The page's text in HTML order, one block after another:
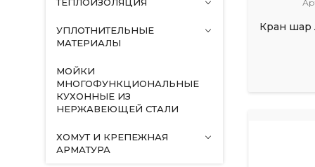
УПЛОТНИТЕЛЬНЫЕ
МАТЕРИАЛЫ
МОЙКИ
МНОГОФУНКЦИОНАЛЬНЫЕ
КУХОННЫЕ ИЗ
НЕРЖАВЕЮЩЕЙ СТАЛИ
ХОМУТ И КРЕПЕЖНАЯ
АРМАТУРА
Кран шар